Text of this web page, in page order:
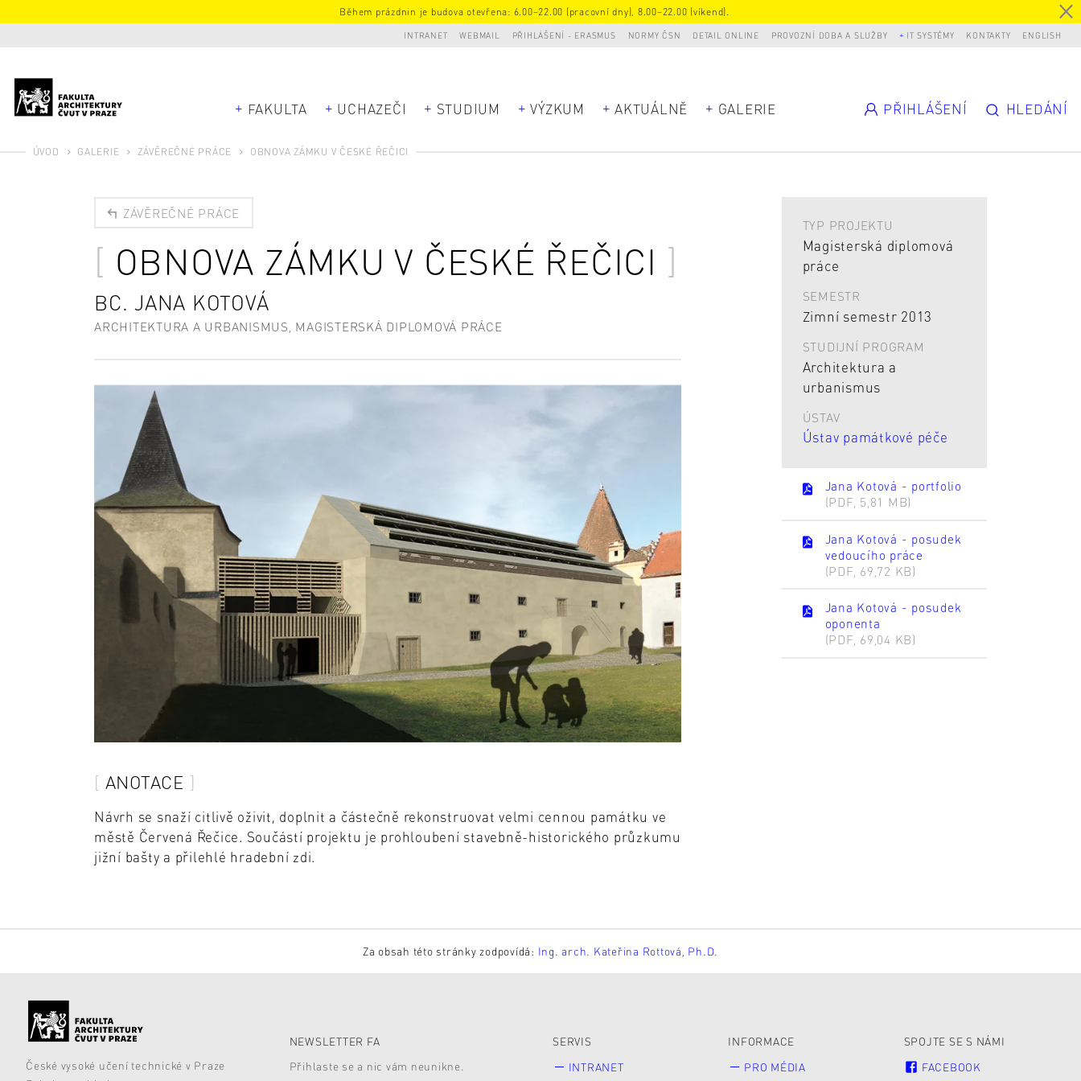
Během prázdnin je budova otevřena: 6.00–22.00 (pracovní dny), 8.00–22.00 (víkend).
INTRANET WEBMAIL PŘIHLÁŠENÍ - ERASMUS NORMY ČSN DETAIL ONLINE PROVOZNÍ DOBA A SLUŽBY IT SYSTÉMY KONTAKTY ENGLISH
FAKULTA UCHAZEČI STUDIUM VÝZKUM AKTUÁLNĚ GALERIE PŘIHLÁŠENÍ HLEDÁNÍ
ÚVOD GALERIE ZÁVĚREČNÉ PRÁCE OBNOVA ZÁMKU V ČESKÉ ŘEČICI
ZÁVĚREČNÉ PRÁCE
OBNOVA ZÁMKU V ČESKÉ ŘEČICI
BC. JANA KOTOVÁ
ARCHITEKTURA A URBANISMUS, MAGISTERSKÁ DIPLOMOVÁ PRÁCE
ANOTACE
Návrh se snaží citlivě oživit, doplnit a částečně rekonstruovat velmi cennou památku ve
městě Červená Řečice. Součástí projektu je prohloubení stavebně-historického průzkumu
jižní bašty a přilehlé hradební zdi.
TYP PROJEKTU
Magisterská diplomová
práce
SEMESTR
Zimní semestr 2013
STUDIJNÍ PROGRAM
Architektura a
urbanismus
ÚSTAV
Ústav památkové péče
Jana Kotová - portfolio
(PDF, 5,81 MB)
Jana Kotová - posudek
vedoucího práce
(PDF, 69,72 KB)
Jana Kotová - posudek
oponenta
(PDF, 69,04 KB)
Za obsah této stránky zodpovídá: Ing. arch. Kateřina Rottová, Ph.D.
České vysoké učení technické v Praze
NEWSLETTER FA
Přihlaste se a nic vám neunikne.
SERVIS
INTRANET
INFORMACE
PRO MÉDIA
SPOJTE SE S NÁMI
FACEBOOK